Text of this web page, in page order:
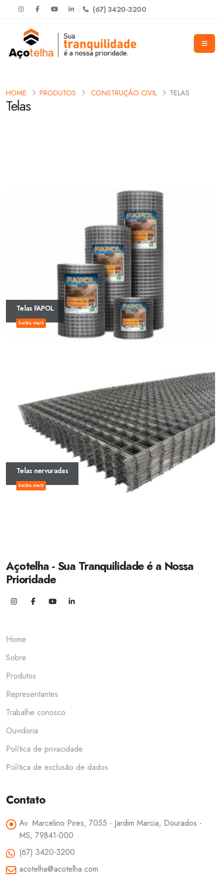
(67) 3420-3200
Telas
HOME PRODUTOS CONSTRUÇÃO CIVIL TELAS
Telas FAPOL
SAIBA MAIS
Telas nervuradas
SAIBA MAIS
Açotelha - Sua Tranquilidade é a Nossa
Prioridade
Home
Sobre
Produtos
Representantes
Trabalhe conosco
Ouvidoria
Política de privacidade
Política de exclusão de dados
Contato
Av. Marcelino Pires, 7055 - Jardim Marcia, Dourados -
MS, 79841-000
(67) 3420-3200
acotelha@acotelha.com